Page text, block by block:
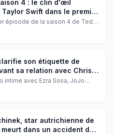
4 : le clin d'œil
Swift dans le premier
épisode de la saison 4 de Ted
Welton brille de mille feux,
Waddingham rend un
et pop culture.
son étiquette de
sa relation avec Chris
intime avec Ezra Sosa, JoJo
son coming-out et sa relation
expliquant pourquoi elle se
star autrichienne de
dans un accident de